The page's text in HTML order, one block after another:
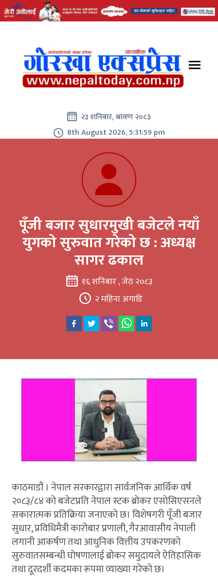
२३ शनिबार, श्रावण २०८३
8th August 2026, 5:32:00 pm
पूँजी बजार सुधारमुखी बजेटले नयाँ
युगको सुरुवात गरेको छ : अध्यक्ष
सागर ढकाल
१६ शनिबार , जेठ २०८३
२ महिना अगाडि
काठमाडौं । नेपाल सरकारद्वारा सार्वजनिक आर्थिक वर्ष
२०८३/८४ को बजेटप्रति नेपाल स्टक ब्रोकर एसोसिएसनले
सकारात्मक प्रतिक्रिया जनाएको छ। विशेषगरी पूँजी बजार
सुधार, प्रविधिमैत्री कारोबार प्रणाली, गैरआवासीय नेपाली
लगानी आकर्षण तथा आधुनिक वित्तीय उपकरणको
सुरुवातसम्बन्धी घोषणालाई ब्रोकर समुदायले ऐतिहासिक
तथा दूरदर्शी कदमका रूपमा व्याख्या गरेको छ।